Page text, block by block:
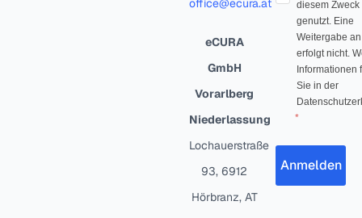
office@ecura.at
eCURA
GmbH
Vorarlberg
Niederlassung
Lochauerstraße
93, 6912
Hörbranz, AT
diesem Zweck
genutzt. Eine
Weitergabe
erfolgt nicht.
Informationen
Sie in der
Anmelden